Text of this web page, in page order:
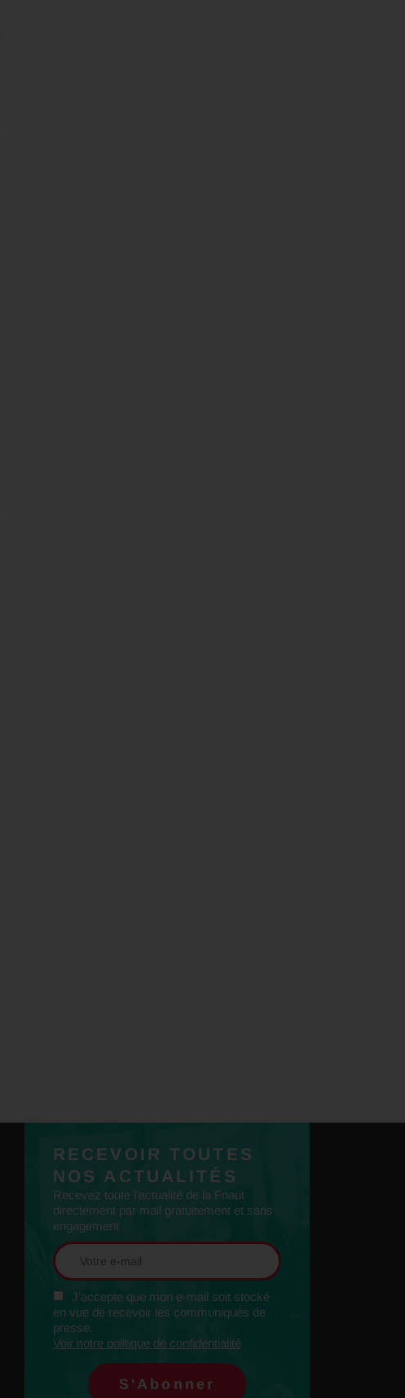
RECEVOIR TOUTES
NOS ACTUALITÉS
Recevez toute l'actualité de la Fnaut
directement par mail gratuitement et sans
engagement
J'accepte que mon e-mail soit stocké
en vue de recevoir les communiqués de
presse.
Voir notre politique de confidentialité